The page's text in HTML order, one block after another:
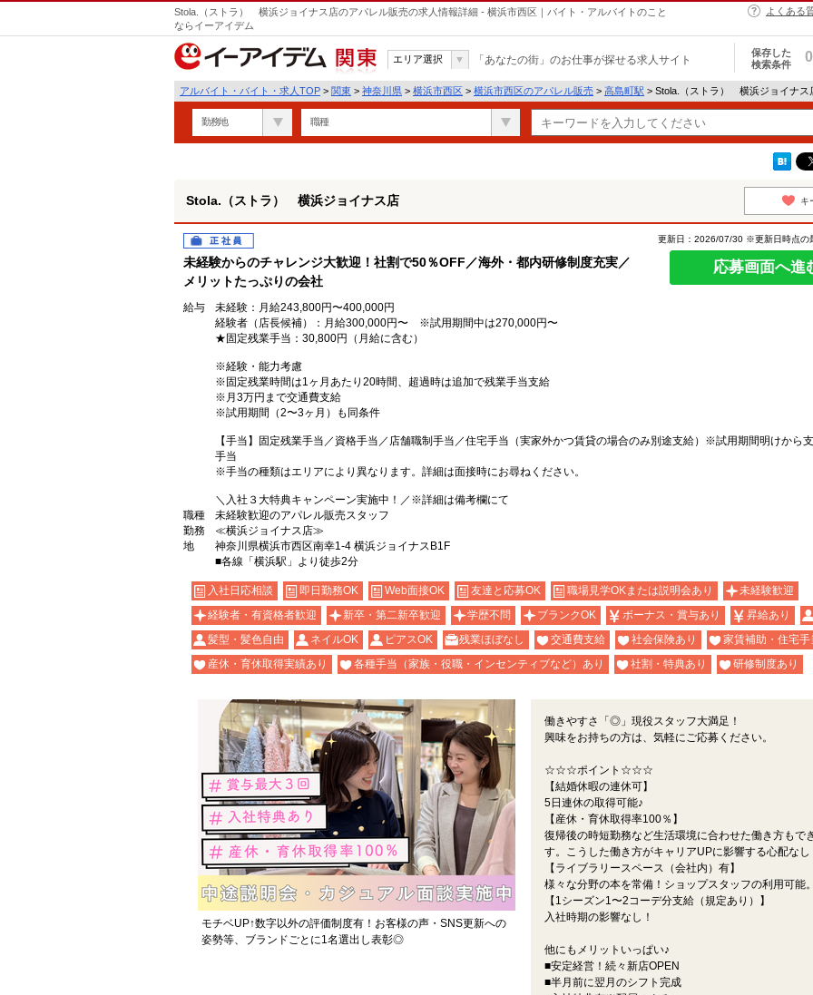
Stola.（ストラ） 横浜ジョイナス店のアパレル販売の求人情報詳細 - 横浜市西区｜バイト・アルバイトのこと
ならイーアイデム
よくある
関東
エリア選択 「あなたの街」のお仕事が探せる求人サイト
保存した
検索条件
0
アルバイト・バイト・求人TOP > 関東 > 神奈川県 > 横浜市西区 > 横浜市西区のアパレル販売 > 高島町駅 > Stola.（ストラ） 横浜ジョイナス
勤務地 職種
Stola.（ストラ） 横浜ジョイナス店 キ
正社員
未経験からのチャレンジ大歓迎！社割で50％OFF／海外・都内研修制度充実／
メリットたっぷりの会社
更新日：2026/07/30 ※更新日時点の
応募画面へ進
給与
未経験：月給243,800円〜400,000円
経験者（店長候補）：月給300,000円〜 ※試用期間中は270,000円〜
★固定残業手当：30,800円（月給に含む）
※経験・能力考慮
※固定残業時間は1ヶ月あたり20時間、超過時は追加で残業手当支給
※月3万円まで交通費支給
※試用期間（2〜3ヶ月）も同条件
【手当】固定残業手当／資格手当／店舗職制手当／住宅手当（実家外かつ賃貸の場合のみ別途支給）※試用期間明けから
手当
※手当の種類はエリアにより異なります。詳細は面接時にお尋ねください。
＼入社３大特典キャンペーン実施中！／※詳細は備考欄にて
職種
未経験歓迎のアパレル販売スタッフ
勤務
地
≪横浜ジョイナス店≫
神奈川県横浜市西区南幸1-4 横浜ジョイナスB1F
■各線「横浜駅」より徒歩2分
入社日応相談 即日勤務OK Web面接OK 友達と応募OK 職場見学OKまたは説明会あり
未経験歓迎
経験者・有資格者歓迎
新卒・第二新卒歓迎 学歴不問 ブランクOK ボーナス・賞与あり
昇給あり
髪型・髪色自由
ネイルOK ピアスOK 残業ほぼなし 交通費支給 社会保険あり
家賃補助・住宅手
産休・育休取得実績あり
各種手当（家族・役職・インセンティブなど）あり 社割・特典あり 研修制度あり
モチベUP↑数字以外の評価制度有！お客様の声・SNS更新への
姿勢等、ブランドごとに1名選出し表彰◎
働きやすさ「◎」現役スタッフ大満足！
興味をお持ちの方は、気軽にご応募ください。
☆☆☆ポイント☆☆☆
【結婚休暇の連休可】
5日連休の取得可能♪
【産休・育休取得率100％】
復帰後の時短勤務など生活環境に合わせた働き方もで
す。こうした働き方がキャリアUPに影響する心配なし
【ライブラリースペース（会社内）有】
様々な分野の本を常備！ショップスタッフの利用可能
【1シーズン1〜2コーデ分支給（規定あり）】
入社時期の影響なし！
他にもメリットいっぱい♪
■安定経営！続々新店OPEN
■半月前に翌月のシフト完成